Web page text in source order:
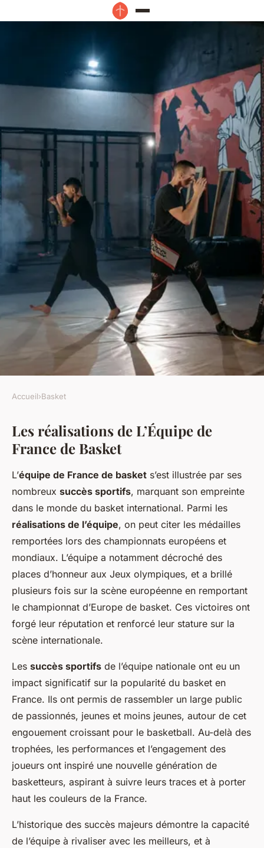
L'Équipe de France de Basket:
une source d'inspiration pour
les jeunes
Ismaël 7 mars 2025 • 4 min de lecture
Accueil›Basket
Les réalisations de L’Équipe de
France de Basket
L’équipe de France de basket s’est illustrée par ses
nombreux succès sportifs, marquant son empreinte
dans le monde du basket international. Parmi les
réalisations de l’équipe, on peut citer les médailles
remportées lors des championnats européens et
mondiaux. L’équipe a notamment décroché des
places d’honneur aux Jeux olympiques, et a brillé
plusieurs fois sur la scène européenne en remportant
le championnat d’Europe de basket. Ces victoires ont
forgé leur réputation et renforcé leur stature sur la
scène internationale.
Les succès sportifs de l’équipe nationale ont eu un
impact significatif sur la popularité du basket en
France. Ils ont permis de rassembler un large public
de passionnés, jeunes et moins jeunes, autour de cet
engouement croissant pour le basketball. Au-delà des
trophées, les performances et l’engagement des
joueurs ont inspiré une nouvelle génération de
basketteurs, aspirant à suivre leurs traces et à porter
haut les couleurs de la France.
L’historique des succès majeurs démontre la capacité
de l’équipe à rivaliser avec les meilleurs, et à